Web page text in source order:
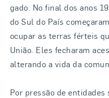
gado. No final dos anos
do Sul do País
ocupar as terras férteis
União. Eles fecharam
alterando a vida da
Por pressão de